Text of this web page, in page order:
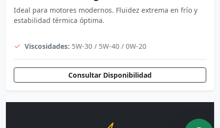
Ideal para motores modernos. Fluidez extrema en frío y
estabilidad térmica óptima.
Viscosidades: 5W-30 / 5W-40 / 0W-20
Consultar Disponibilidad